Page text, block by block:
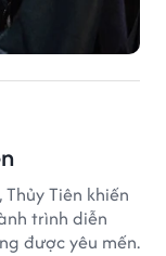
Tiên khiến
trình diễn
được yêu mến.